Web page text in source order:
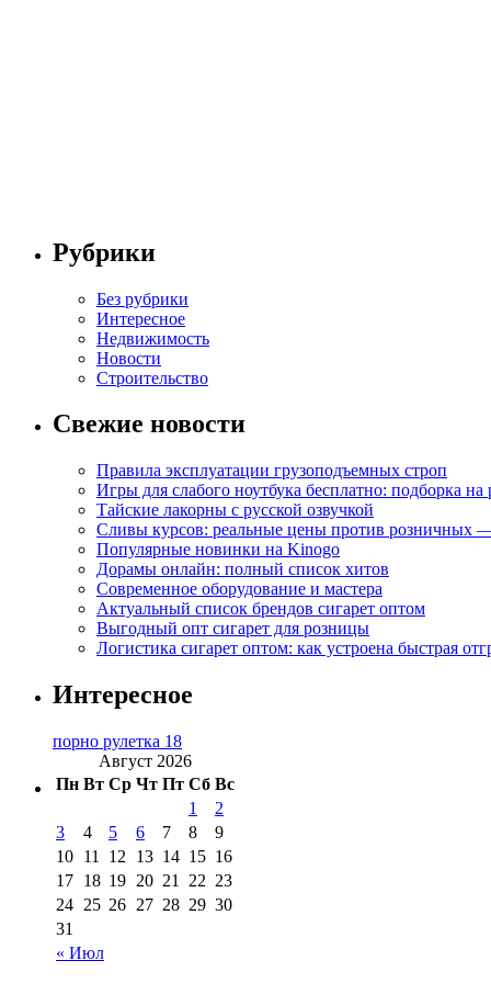
Рубрики
Без рубрики
Интересное
Недвижимость
Новости
Строительство
Свежие новости
Правила эксплуатации грузоподъемных строп
Игры для слабого ноутбука бесплатно: подборка на
Тайские лакорны с русской озвучкой
Сливы курсов: реальные цены против розничных
Популярные новинки на Kinogo
Дорамы онлайн: полный список хитов
Современное оборудование и мастера
Актуальный список брендов сигарет оптом
Выгодный опт сигарет для розницы
Логистика сигарет оптом: как устроена быстрая
Интересное
порно рулетка 18
Август 2026
Пн Вт Ср Чт Пт Сб Вс
« Июл
1
2
3
4 5 6 7 8
9
10 11 12 13 14 15 16
17 18 19 20 21 22 23
24 25 26 27 28 29 30
31